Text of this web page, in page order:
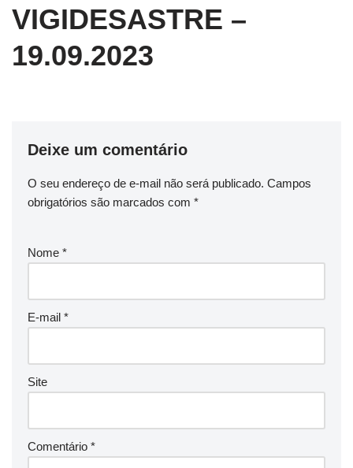
VIGIDESASTRE –
19.09.2023
Deixe um comentário
O seu endereço de e-mail não será publicado. Campos
obrigatórios são marcados com *
Nome *
E-mail *
Site
Comentário *